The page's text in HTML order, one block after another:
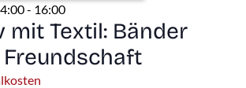
- 16:00
mit Textil: Bänder